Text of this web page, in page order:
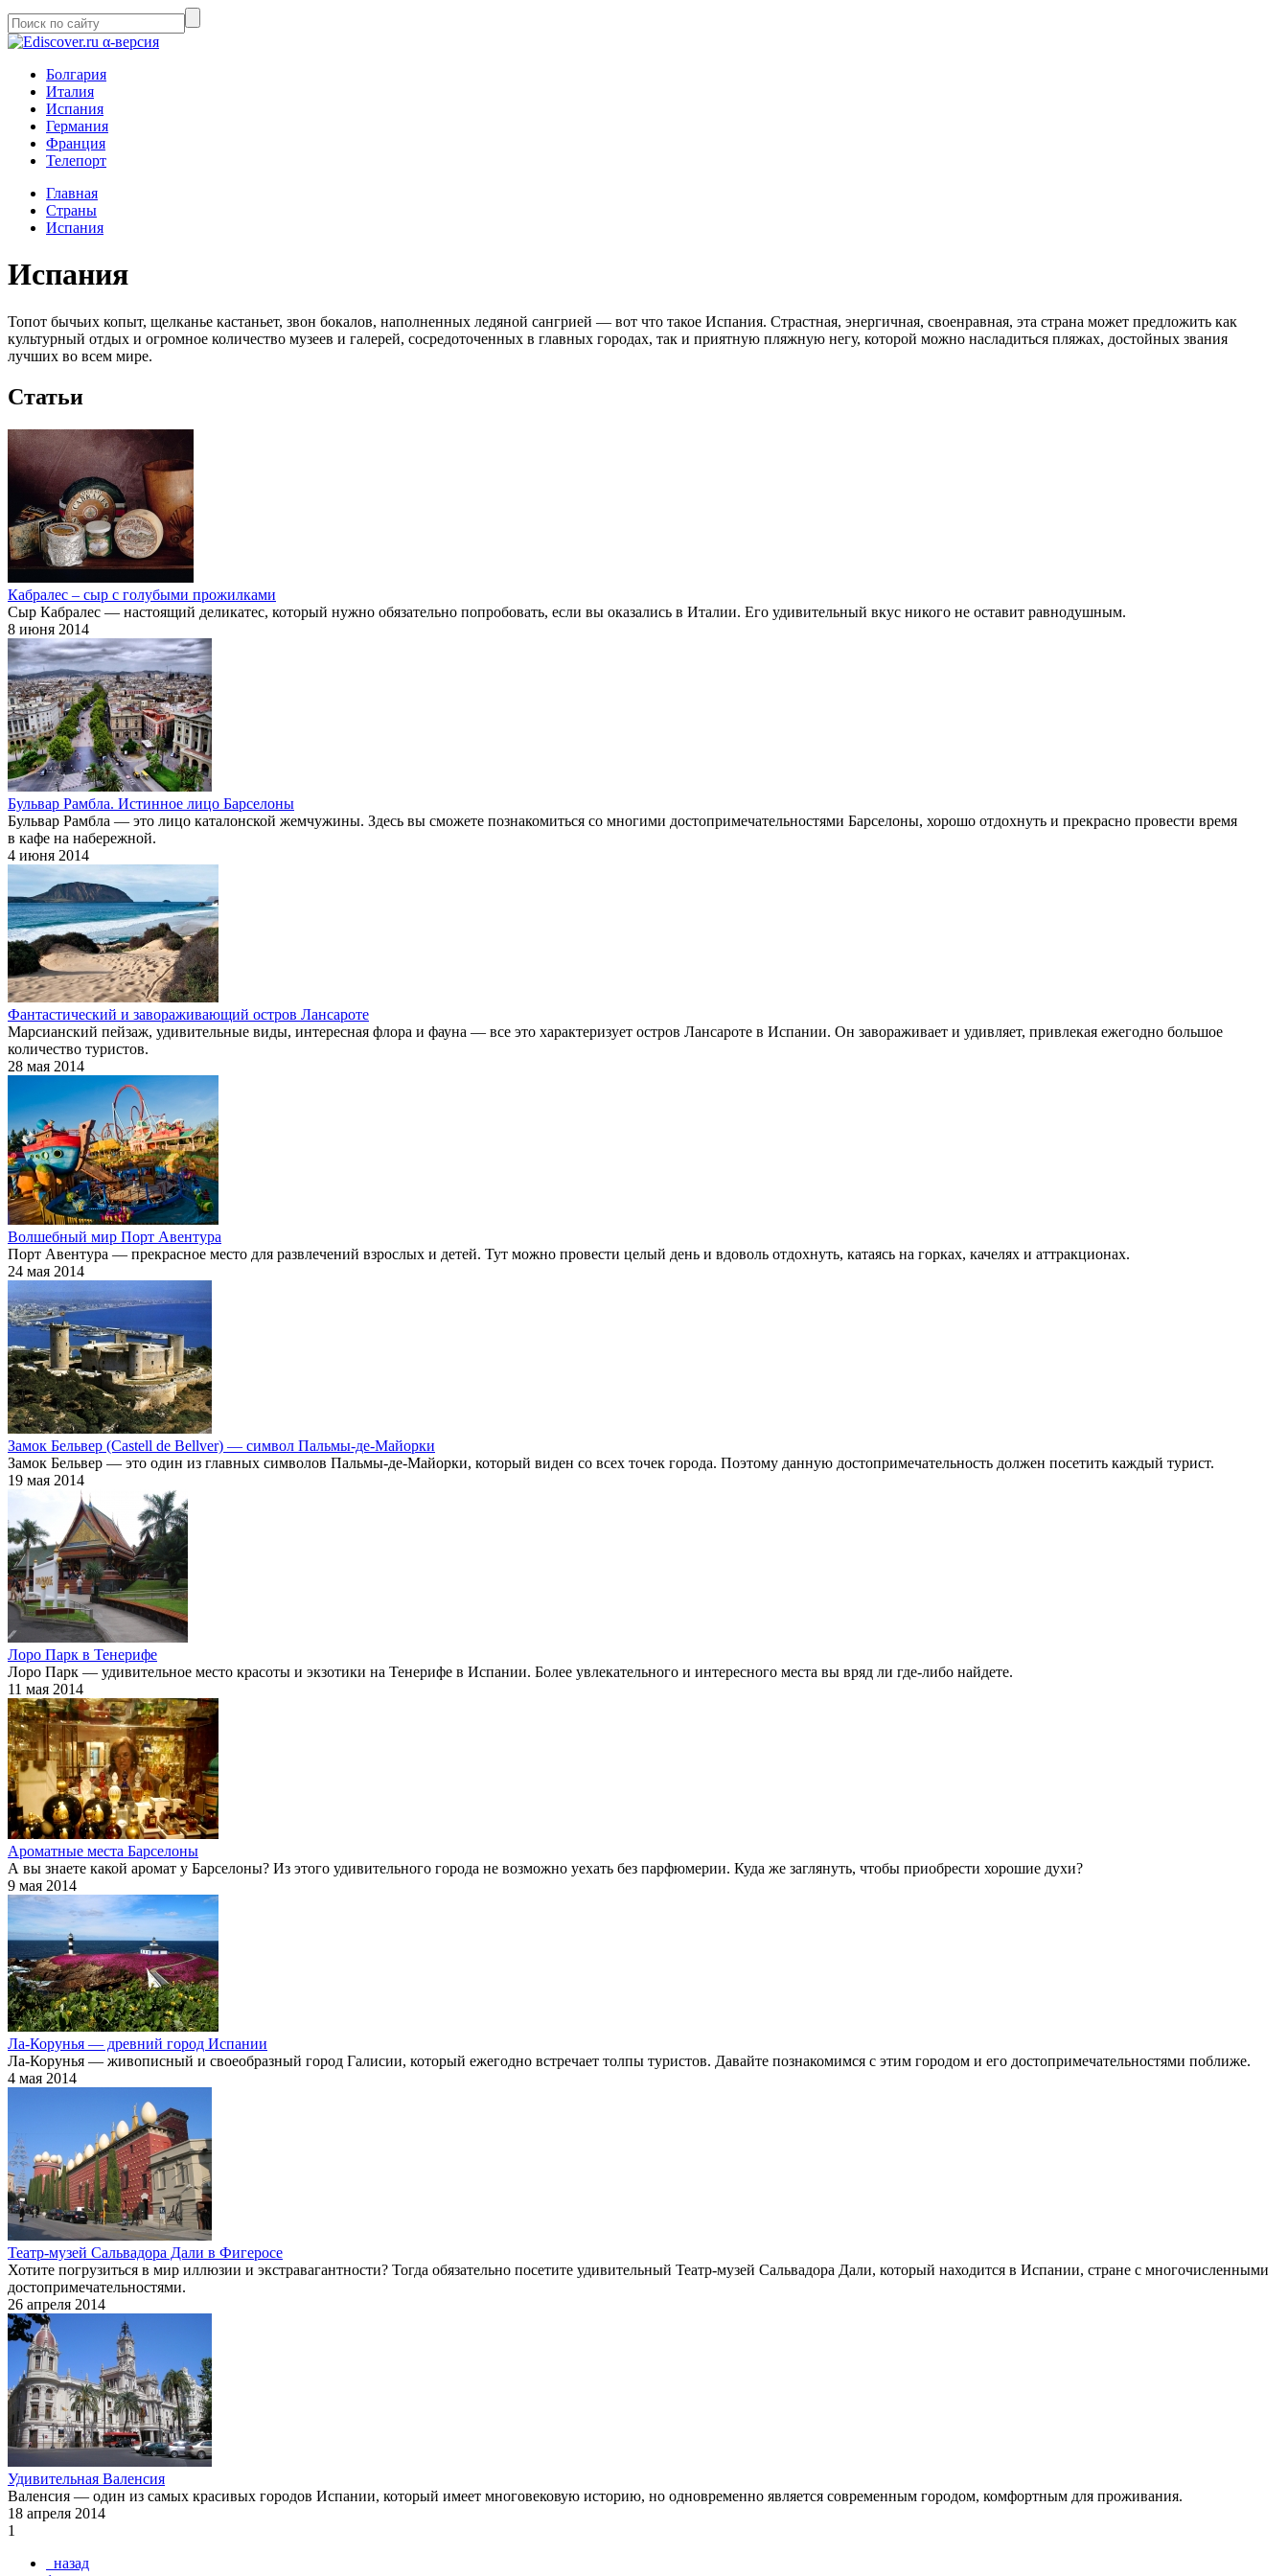
α-версия
Болгария
Италия
Испания
Германия
Франция
Телепорт
Главная
Страны
Испания
Испания
Топот бычьих копыт, щелканье кастаньет, звон бокалов, наполненных ледяной сангрией — вот что такое Испания. Страстная, энергичная, своенравная, эта страна может предложить как
культурный отдых и огромное количество музеев и галерей, сосредоточенных в главных городах, так и приятную пляжную негу, которой можно насладиться пляжах, достойных звания
лучших во всем мире.
Статьи
Кабралес – сыр с голубыми прожилками
Сыр Кабралес — настоящий деликатес, который нужно обязательно попробовать, если вы оказались в Италии. Его удивительный вкус никого не оставит равнодушным.
8 июня 2014
Бульвар Рамбла. Истинное лицо Барселоны
Бульвар Рамбла — это лицо каталонской жемчужины. Здесь вы сможете познакомиться со многими достопримечательностями Барселоны, хорошо отдохнуть и прекрасно провести время
в кафе на набережной.
4 июня 2014
Фантастический и завораживающий остров Лансароте
Марсианский пейзаж, удивительные виды, интересная флора и фауна — все это характеризует остров Лансароте в Испании. Он завораживает и удивляет, привлекая ежегодно большое
количество туристов.
28 мая 2014
Волшебный мир Порт Авентура
Порт Авентура — прекрасное место для развлечений взрослых и детей. Тут можно провести целый день и вдоволь отдохнуть, катаясь на горках, качелях и аттракционах.
24 мая 2014
Замок Бельвер (Castell de Bellver) — символ Пальмы-де-Майорки
Замок Бельвер — это один из главных символов Пальмы-де-Майорки, который виден со всех точек города. Поэтому данную достопримечательность должен посетить каждый турист.
19 мая 2014
Лоро Парк в Тенерифе
Лоро Парк — удивительное место красоты и экзотики на Тенерифе в Испании. Более увлекательного и интересного места вы вряд ли где-либо найдете.
11 мая 2014
Ароматные места Барселоны
А вы знаете какой аромат у Барселоны? Из этого удивительного города не возможно уехать без парфюмерии. Куда же заглянуть, чтобы приобрести хорошие духи?
9 мая 2014
Ла-Корунья — древний город Испании
Ла-Корунья — живописный и своеобразный город Галисии, который ежегодно встречает толпы туристов. Давайте познакомимся с этим городом и его достопримечательностями поближе.
4 мая 2014
Театр-музей Сальвадора Дали в Фигеросе
Хотите погрузиться в мир иллюзии и экстравагантности? Тогда обязательно посетите удивительный Театр-музей Сальвадора Дали, который находится в Испании, стране с многочисленными
достопримечательностями.
26 апреля 2014
Удивительная Валенсия
Валенсия — один из самых красивых городов Испании, который имеет многовековую историю, но одновременно является современным городом, комфортным для проживания.
18 апреля 2014
1
назад